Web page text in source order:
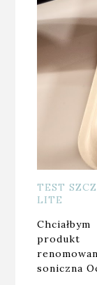
TEST
LITE
soniczna